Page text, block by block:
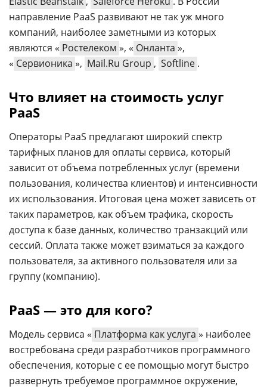
направление PaaS развивают не так уж много
компаний, наиболее заметными из которых
являются « Ростелеком », « Онланта »,
« Сервионика », Mail.Ru Group , Softline .
Что влияет на стоимость услуг
PaaS
Операторы PaaS предлагают широкий спектр
тарифных планов для оплаты сервиса, который
зависит от объема потребленных услуг (времени
пользования, количества клиентов) и интенсивности
их использования. Итоговая цена может зависеть от
таких параметров, как объем трафика, скорость
доступа к базе данных, количество транзакций или
сессий. Оплата также может взиматься за каждого
пользователя, за активного пользователя или за
группу (компанию).
PaaS — это для кого?
Модель сервиса « Платформа как услуга » наиболее
востребована среди разработчиков программного
обеспечения, которые с ее помощью могут быстро
развернуть требуемое программное окружение,